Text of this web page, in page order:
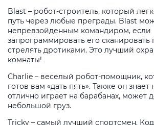
Blast – робот-строитель, который
путь через любые преграды. Blast
непревзойденным командиром, если
запрограммировать его сканировать
стрелять дротиками. Это лучший
комнаты!
Charlie – веселый робот-помощник,
готов вам «дать пять». Также он знает
отлично играет на барабанах, может
небольшой груз.
Tricky – самый лучший спортсмен.